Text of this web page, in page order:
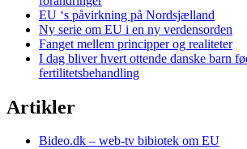
EU ‘s påvirkning på Nordsjælland
Ny serie om EU i en ny verdensorden
Fanget mellem principper og realiteter
I dag bliver hvert ottende danske barn
fertilitetsbehandling
Artikler
Bideo.dk – web-tv bibiotek om EU